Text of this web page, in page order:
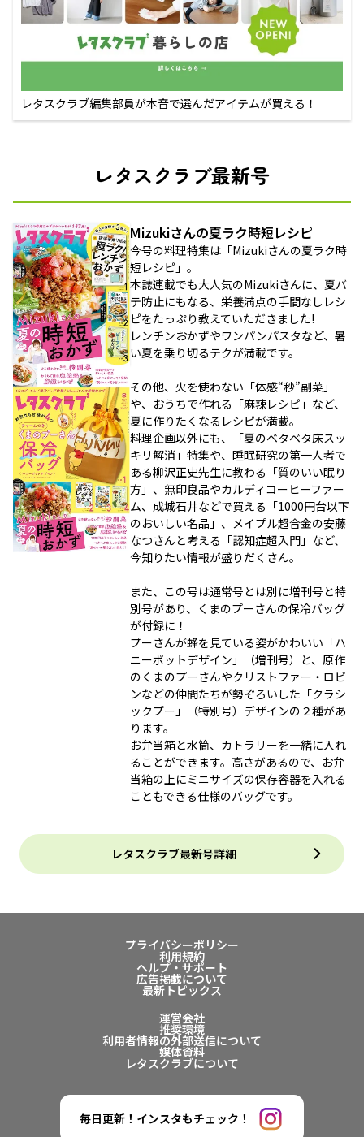
レタスクラブ編集部員が本音で選んだアイテムが買える！
レタスクラブ最新号
Mizukiさんの夏ラク時短レシピ
今号の料理特集は「Mizukiさんの夏ラク時
短レシピ」。
本誌連載でも大人気のMizukiさんに、夏バ
テ防止にもなる、栄養満点の手間なしレシ
ピをたっぷり教えていただきました!
レンチンおかずやワンパンパスタなど、暑
い夏を乗り切るテクが満載です。
その他、火を使わない「体感“秒”副菜」
や、おうちで作れる「麻辣レシピ」など、
夏に作りたくなるレシピが満載。
料理企画以外にも、「夏のベタベタ床スッ
キリ解消」特集や、睡眠研究の第一人者で
ある柳沢正史先生に教わる「質のいい眠り
方」、無印良品やカルディコーヒーファー
ム、成城石井などで買える「1000円台以下
のおいしい名品」、メイプル超合金の安藤
なつさんと考える「認知症超入門」など、
今知りたい情報が盛りだくさん。
また、この号は通常号とは別に増刊号と特
別号があり、くまのプーさんの保冷バッグ
が付録に！
プーさんが蜂を見ている姿がかわいい「ハ
ニーポットデザイン」（増刊号）と、原作
のくまのプーさんやクリストファー・ロビ
ンなどの仲間たちが勢ぞろいした「クラシ
ックプー」（特別号）デザインの２種があ
ります。
お弁当箱と水筒、カトラリーを一緒に入れ
ることができます。高さがあるので、お弁
当箱の上にミニサイズの保存容器を入れる
こともできる仕様のバッグです。
レタスクラブ最新号詳細
プライバシーポリシー
利用規約
ヘルプ・サポート
広告掲載について
最新トピックス
運営会社
推奨環境
利用者情報の外部送信について
媒体資料
レタスクラブについて
毎日更新！インスタもチェック！